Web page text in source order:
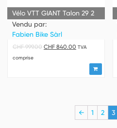
Vélo VTT GIANT Talon 29 2
Vendu par:
Fabien Bike Sàrl
CHF999.00 CHF 840.00 TVA
comprise
← 1 2 3